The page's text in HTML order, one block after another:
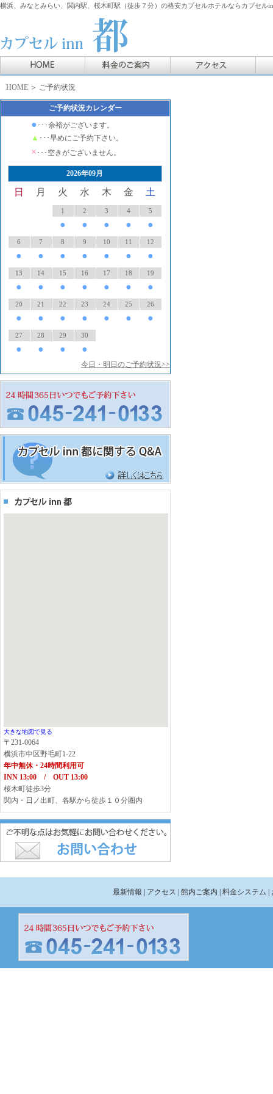
横浜、みなとみらい、関内駅、桜木町駅（徒歩７分）の格安カプセルホテルならカプセル
HOME ＞ ご予約状況
ご予約状況カレンダー
● ･･･余裕がございます。
▲ ･･･早めにご予約下さい。
× ･･･空きがございません。
2026年09月
日 月 火 水 木 金 土
1
●
2
●
3
●
4
●
5
●
6
●
7
●
8
●
9
●
10
●
11
●
12
●
13
●
14
●
15
●
16
●
17
●
18
●
19
●
20
●
21
●
22
●
23
●
24
●
25
●
26
●
27
●
28
●
29
●
30
●
今日・明日のご予約状況>>
大きな地図で見る
〒231-0064
横浜市中区野毛町1-22
年中無休・24時間利用可
INN 13:00 / OUT 13:00
桜木町徒歩3分
関内・日ノ出町、各駅から徒歩１０分圏内
最新情報 | アクセス | 館内ご案内 | 料金システム